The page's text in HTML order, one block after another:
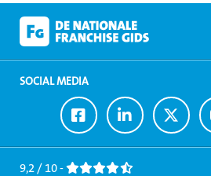
SOCIAL MEDIA
Ga
naar
Facebook
Ga
naar
LinkedIn
Ga
naar
Twitter
9,2 / 10 -